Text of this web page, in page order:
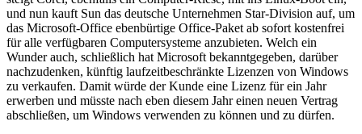
und nun kauft Sun das deutsche Unternehmen Star-Division auf, um
das Microsoft-Office ebenbürtige Office-Paket ab sofort kostenfrei
für alle verfügbaren Computersysteme anzubieten. Welch ein
Wunder auch, schließlich hat Microsoft bekanntgegeben, darüber
nachzudenken, künftig laufzeitbeschränkte Lizenzen von Windows
zu verkaufen. Damit würde der Kunde eine Lizenz für ein Jahr
erwerben und müsste nach eben diesem Jahr einen neuen Vertrag
abschließen, um Windows verwenden zu können und zu dürfen.